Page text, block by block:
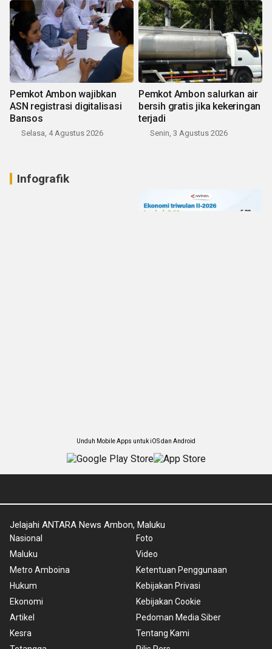
Pemkot Ambon wajibkan
ASN registrasi digitalisasi
Bansos
Selasa, 4 Agustus 2026
Pemkot Ambon salurkan air
bersih gratis jika kekeringan
terjadi
Senin, 3 Agustus 2026
Infografik
Unduh Mobile Apps untuk iOS dan Android
Jelajahi ANTARA News Ambon, Maluku
Nasional
Maluku
Metro Amboina
Hukum
Ekonomi
Artikel
Kesra
Foto
Video
Ketentuan Penggunaan
Kebijakan Privasi
Kebijakan Cookie
Pedoman Media Siber
Tentang Kami